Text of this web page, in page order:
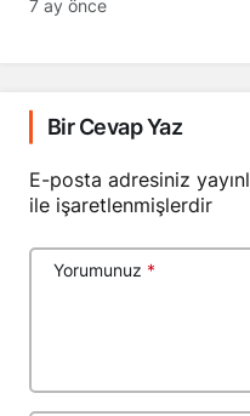
7 ay önce
Bir Cevap Yaz
E-posta adresiniz
ile işaretlenmişlerdir
Yorumunuz *